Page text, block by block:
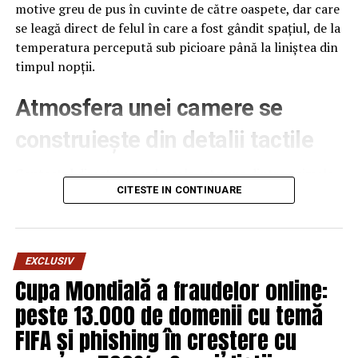
Fraudelor, în cadrul aceluiași inspectorat. Funcția a fost
menținută vacantă și pe perioada cât a ocupat funcția
de adjunct al șefului I.P.J. Prahova, tocmai pentru a-i
permite să coordoneze în continuare nemijlocit și
interesele.
motive greu de pus în cuvinte de către oaspete, dar care
se leagă direct de felul în care a fost gândit spațiul, de la
temperatura percepută sub picioare până la liniștea din
timpul nopții.
Atmosfera unei camere se
construiește din detalii tactile
Contactul direct cu pardoseala este una dintre primele
senzații fizice pe care le are un oaspete atunci când
pe drum, seara târziu. Textura și moliciunea potrivite,
oferite democheta hotel
care este percepută o cameră, chiar dacă restul
mobilierului rămâne identic de la o unitate la alta din
același lanț hotelier internațional.
Dincolo de senzația tactilă, pardoseala influențează și
CITESTE IN CONTINUARE
EXCLUSIV
Cupa Mondială a fraudelor online:
peste 13.000 de domenii cu temă
FIFA și phishing în creștere cu